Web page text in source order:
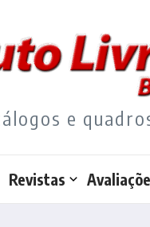
e
Revistas